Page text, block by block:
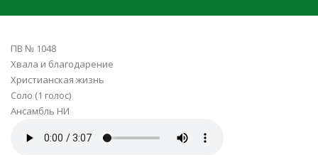
ПВ № 1048
Хвала и благодарение
Христианская жизнь
Соло (1 голос)
Ансамбль НИ
Ты сердце новое.mp3